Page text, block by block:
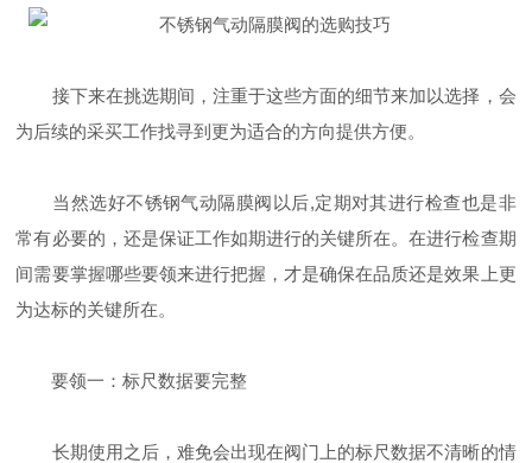
接下来在挑选期间，注重于这些方面的细节来加以选择，会
为后续的采买工作找寻到更为适合的方向提供方便。
当然选好不锈钢气动隔膜阀以后,定期对其进行检查也是非
常有必要的，还是保证工作如期进行的关键所在。在进行检查期
间需要掌握哪些要领来进行把握，才是确保在品质还是效果上更
为达标的关键所在。
要领一：标尺数据要完整
长期使用之后，难免会出现在阀门上的标尺数据不清晰的情